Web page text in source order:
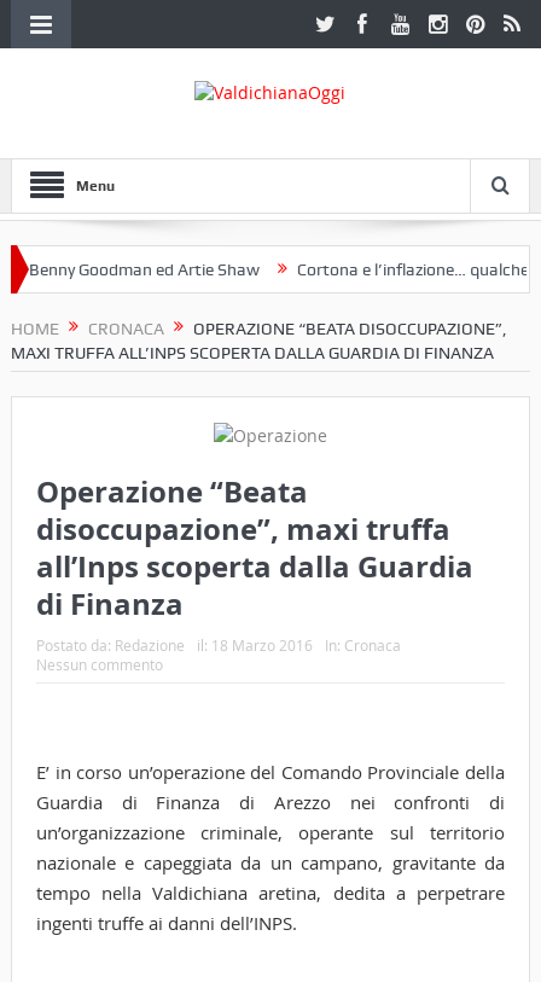
Menu
Goodman ed Artie Shaw Cortona e l’inflazione… qualche
HOME CRONACA
OPERAZIONE “BEATA DISOCCUPAZIONE”,
MAXI TRUFFA ALL’INPS SCOPERTA DALLA GUARDIA DI FINANZA
Operazione “Beata
disoccupazione”, maxi truffa
all’Inps scoperta dalla Guardia
di Finanza
Postato da: Redazione il: 18 Marzo 2016 In: Cronaca
Nessun commento
E’ in corso un’operazione del Comando Provinciale della
Guardia di Finanza di Arezzo nei confronti di
un’organizzazione criminale, operante sul territorio
nazionale e capeggiata da un campano, gravitante da
tempo nella Valdichiana aretina, dedita a perpetrare
ingenti truffe ai danni dell’INPS.